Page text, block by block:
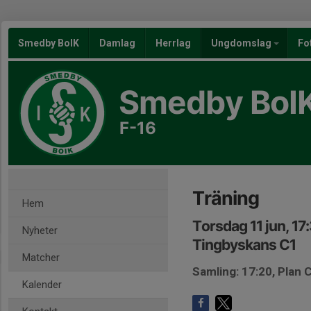
Smedby BoIK Damlag Herrlag Ungdomslag
Smedby
F-16
Hem
Nyheter
Matcher
Kalender
Träning
Torsdag 11 jun,
Tingbyskans C1
Samling: 17:20, Plan